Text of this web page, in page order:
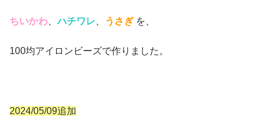
ちいかわ 、ハチワレ うさぎ を、
100均アイロンビーズで作りました。
2024/05/09追加